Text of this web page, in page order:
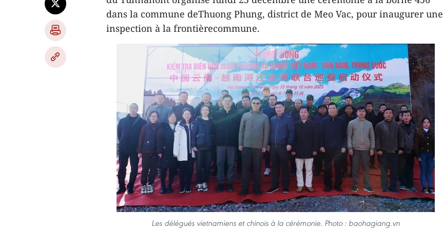
dans la commune deThuong Phung, district de Meo Vac, pour inaugurer une
inspection à la frontièrecommune.
Les délégués vietnamiens et chinois à la cérémonie. Photo : baohagiang.vn